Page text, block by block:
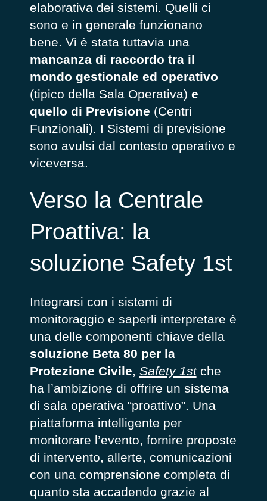
elaborativa dei sistemi. Quelli ci
sono e in generale funzionano
bene. Vi è stata tuttavia una
mancanza di raccordo tra il
mondo gestionale ed operativo
(tipico della Sala Operativa) e
quello di Previsione (Centri
Funzionali). I Sistemi di previsione
sono avulsi dal contesto operativo e
viceversa.
Verso la Centrale
Proattiva: la
soluzione Safety 1st
Integrarsi con i sistemi di
monitoraggio e saperli interpretare è
una delle componenti chiave della
soluzione Beta 80 per la
Protezione Civile, Safety 1stche
ha l’ambizione di offrire un sistema
di sala operativa “proattivo”. Una
piattaforma intelligente per
monitorare l’evento, fornire proposte
di intervento, allerte, comunicazioni
con una comprensione completa di
quanto sta accadendo grazie al